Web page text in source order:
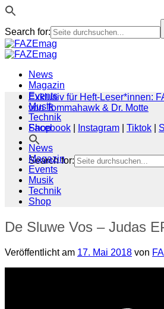
Search for:
Zum
Inhalt
News
Magazin
Events
Musik
Technik
Shop
Search for:
Exklusiv für Heft-Leser*innen:
von Tommahawk & Dr. Motte
Facebook
Instagram Tiktok
News
Magazin
Events
Musik
Technik
Shop
De Sluwe Vos – Judas
Veröffentlicht am 17. Mai 2018 von